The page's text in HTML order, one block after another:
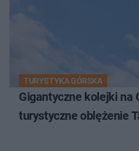
TURYSTYKA GÓRSKA
Gigantyczne kolejki na
turystyczne oblężenie